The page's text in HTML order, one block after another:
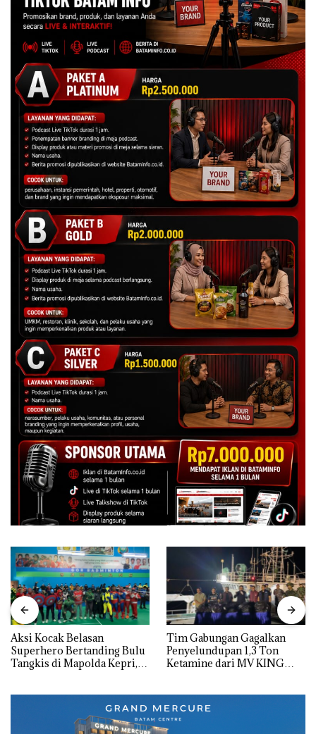
Aksi Kocak Belasan
Superhero Bertanding Bulu
Tangkis di Mapolda Kepri,
Tim Gabungan Gagalkan
Penyelundupan 1,3 Ton
Ketamine dari MV KING